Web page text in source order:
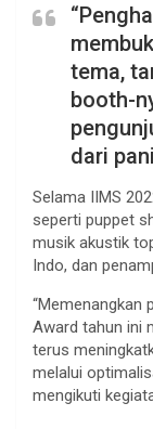
tema,
booth-
dari
Selama IIMS
seperti puppet
musik akustik
Indo, dan
“Memenangkan
Award tahun ini
terus
melalui
mengikuti